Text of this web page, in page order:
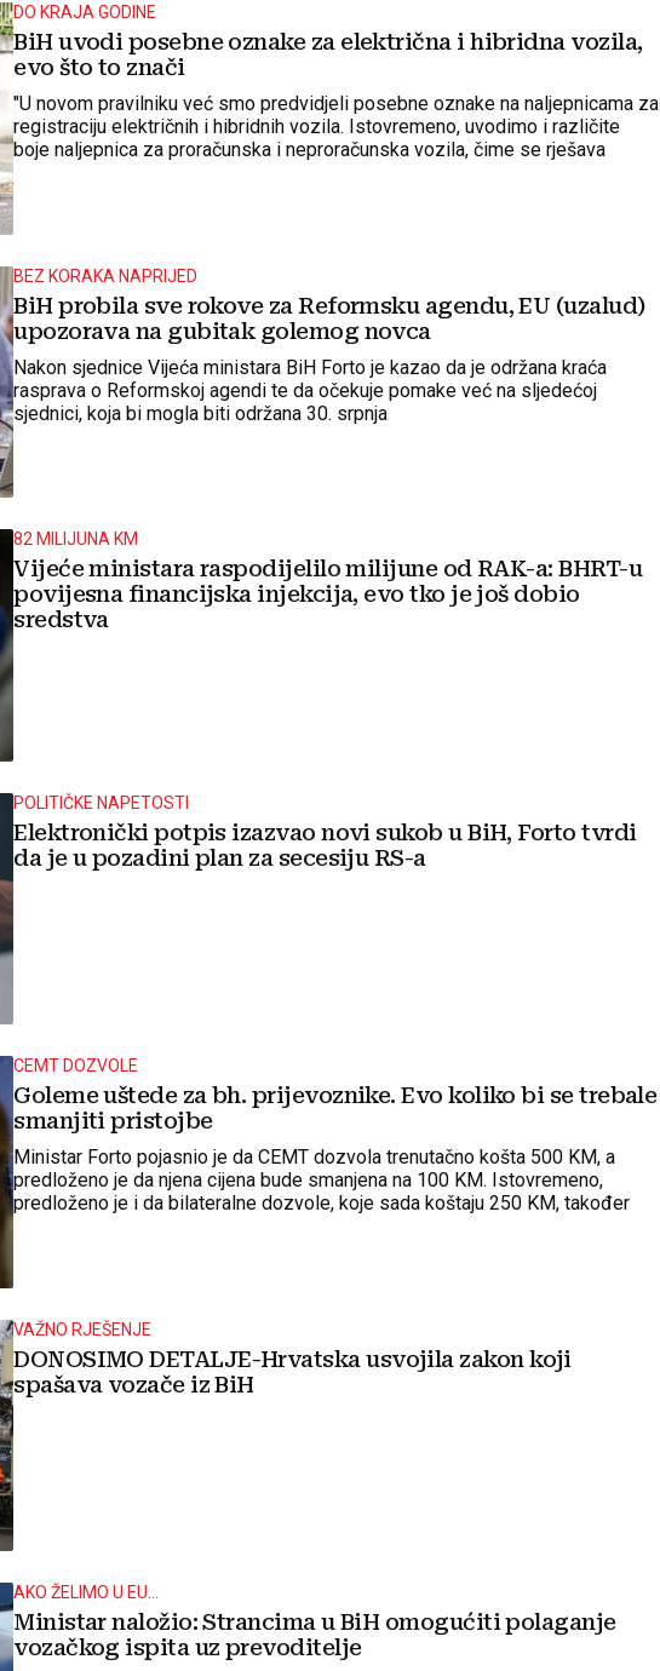
DO KRAJA GODINE
BiH uvodi posebne oznake za električna i hibridna vozila,
evo što to znači
"U novom pravilniku već smo predvidjeli posebne oznake na naljepnicama za
registraciju električnih i hibridnih vozila. Istovremeno, uvodimo i različite
boje naljepnica za proračunska i neproračunska vozila, čime se rješava
BEZ KORAKA NAPRIJED
BiH probila sve rokove za Reformsku agendu, EU (uzalud)
upozorava na gubitak golemog novca
Nakon sjednice Vijeća ministara BiH Forto je kazao da je održana kraća
rasprava o Reformskoj agendi te da očekuje pomake već na sljedećoj
sjednici, koja bi mogla biti održana 30. srpnja
82 MILIJUNA KM
Vijeće ministara raspodijelilo milijune od RAK-a: BHRT-u
povijesna financijska injekcija, evo tko je još dobio
sredstva
POLITIČKE NAPETOSTI
Elektronički potpis izazvao novi sukob u BiH, Forto tvrdi
da je u pozadini plan za secesiju RS-a
CEMT DOZVOLE
Goleme uštede za bh. prijevoznike. Evo koliko bi se trebale
smanjiti pristojbe
Ministar Forto pojasnio je da CEMT dozvola trenutačno košta 500 KM, a
predloženo je da njena cijena bude smanjena na 100 KM. Istovremeno,
predloženo je i da bilateralne dozvole, koje sada koštaju 250 KM, također
VAŽNO RJEŠENJE
DONOSIMO DETALJE-Hrvatska usvojila zakon koji
spašava vozače iz BiH
AKO ŽELIMO U EU...
Ministar naložio: Strancima u BiH omogućiti polaganje
vozačkog ispita uz prevoditelje